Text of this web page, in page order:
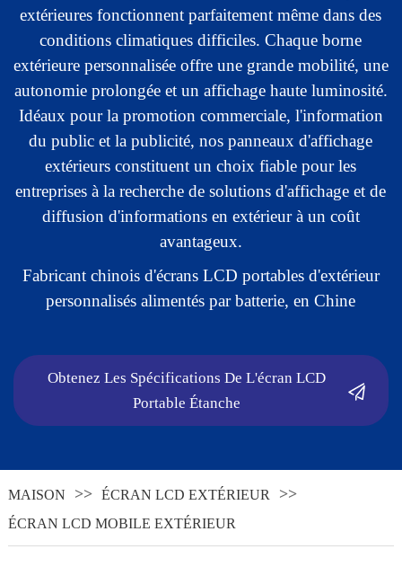
extérieures fonctionnent parfaitement même dans des
conditions climatiques difficiles. Chaque borne
extérieure personnalisée offre une grande mobilité, une
autonomie prolongée et un affichage haute luminosité.
Idéaux pour la promotion commerciale, l'information
du public et la publicité, nos panneaux d'affichage
extérieurs constituent un choix fiable pour les
entreprises à la recherche de solutions d'affichage et de
diffusion d'informations en extérieur à un coût
avantageux.
Fabricant chinois d'écrans LCD portables d'extérieur
personnalisés alimentés par batterie, en Chine
Obtenez Les Spécifications De L'écran LCD
Portable Étanche
MAISON
ÉCRAN LCD EXTÉRIEUR
ÉCRAN LCD MOBILE EXTÉRIEUR